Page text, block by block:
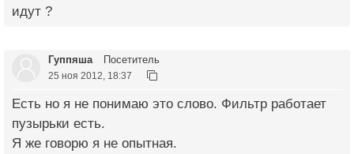
идут ?
Гуппяша Посетитель
25 ноя 2012, 18:37
Есть но я не понимаю это слово. Фильтр работает
пузырьки есть.
Я же говорю я не опытная.